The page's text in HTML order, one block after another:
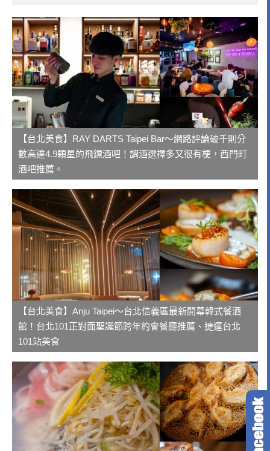
【台北美食】RAY DARTS Taipei Bar～網路評論破千則分
數高達4.9顆星的飛鏢酒吧！調酒選擇多又很有梗，西門町
酒吧推薦。
【台北美食】Anju Taipei～台北信義區最新開幕韓式餐酒
館！台北101正對面聖誕節跨年約會餐廳推薦、捷運台北
101站美食